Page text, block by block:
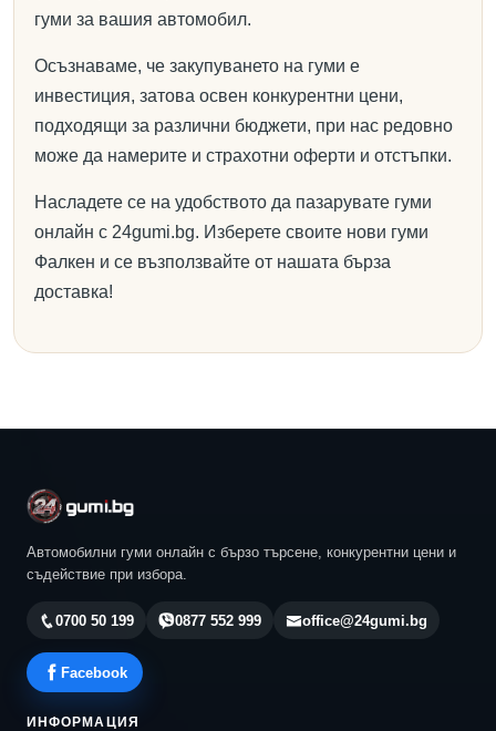
гуми за вашия автомобил.
Осъзнаваме, че закупуването на гуми е
инвестиция, затова освен конкурентни цени,
подходящи за различни бюджети, при нас редовно
може да намерите и страхотни оферти и отстъпки.
Насладете се на удобството да пазарувате гуми
онлайн с 24gumi.bg. Изберете своите нови гуми
Фалкен и се възползвайте от нашата бърза
доставка!
Автомобилни гуми онлайн с бързо търсене, конкурентни цени и
съдействие при избора.
0700 50 199 0877 552 999 office@24gumi.bg
Facebook
ИНФОРМАЦИЯ